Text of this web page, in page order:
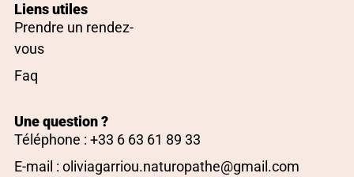
Liens utiles
Prendre un rendez-
vous
Faq
Une question ?
Téléphone : +33 6 63 61 89 33
E-mail : oliviagarriou.naturopathe@gmail.com